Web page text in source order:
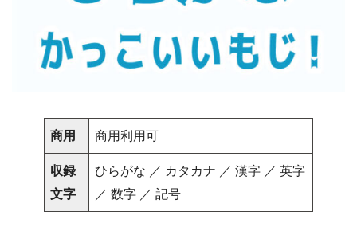
商用 商用利用可
収録
文字
ひらがな ／ カタカナ ／ 漢字 ／ 英字
／ 数字 ／ 記号